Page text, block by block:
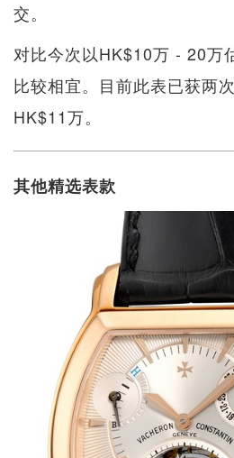
交。
对比今次以HK$10万 - 20万
比较相宜。目前此表已获两
HK$11万。
其他精选表款